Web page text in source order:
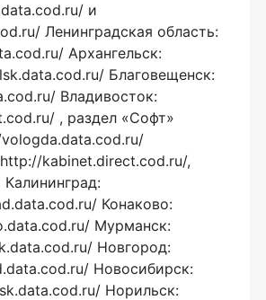
и
Ленинградская область:
Архангельск:
Благовещенск:
Владивосток:
, раздел «Софт»
kabinet.direct.cod.ru/,
Конаково:
Мурманск:
Новгород:
Новосибирск:
Норильск: